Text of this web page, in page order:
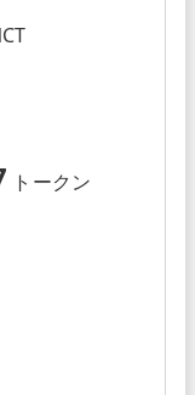
トークン